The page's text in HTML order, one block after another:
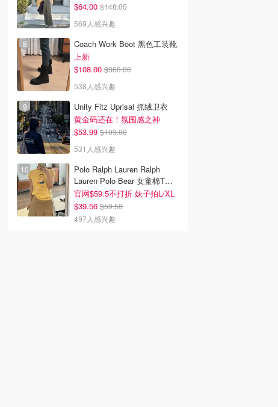
$64.00 $148.00
569人感兴趣
Coach Work Boot 黑色工装靴
上新
$108.00 $360.00
538人感兴趣
Unity Fitz Uprisal 抓绒卫衣
黄金码还在！氛围感之神
$53.99 $109.00
531人感兴趣
Polo Ralph Lauren Ralph
Lauren Polo Bear 女童棉T恤
染色 1件
官网$59.5不打折 妹子拍L/XL
$39.56 $59.50
497人感兴趣